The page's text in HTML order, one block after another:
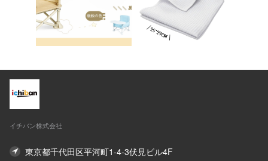
イチバン株式会社
東京都千代田区平河町1-4-3伏見ビル4F